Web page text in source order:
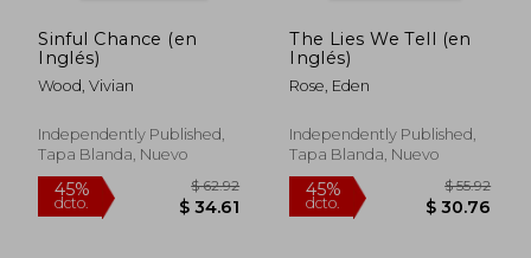
Sinful Chance (en
Inglés)
Wood, Vivian
Independently Published,
Tapa Blanda, Nuevo
The Lies We Tell (en
Inglés)
Rose, Eden
Independently Published,
Tapa Blanda, Nuevo